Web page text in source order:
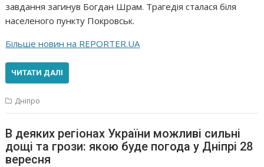
завдання загинув Богдан Шрам. Трагедія сталася біля
населеного пункту Покровськ.
Більше новин на REPORTER.UA
ЧИТАТИ ДАЛІ
Дніпро
В деяких регіонах України можливі сильні
дощі та грози: якою буде погода у Дніпрі 28
вересня